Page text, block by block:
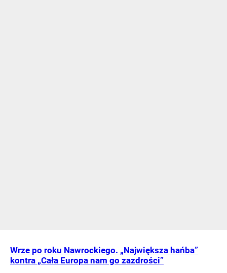
Wrze po roku Nawrockiego. „Największa hańba”
kontra „Cała Europa nam go zazdrości”